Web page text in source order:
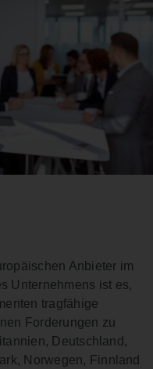
Anbieter im
Unternehmens ist es,
tragfähige
Forderungen zu
Deutschland,
Norwegen, Finnland